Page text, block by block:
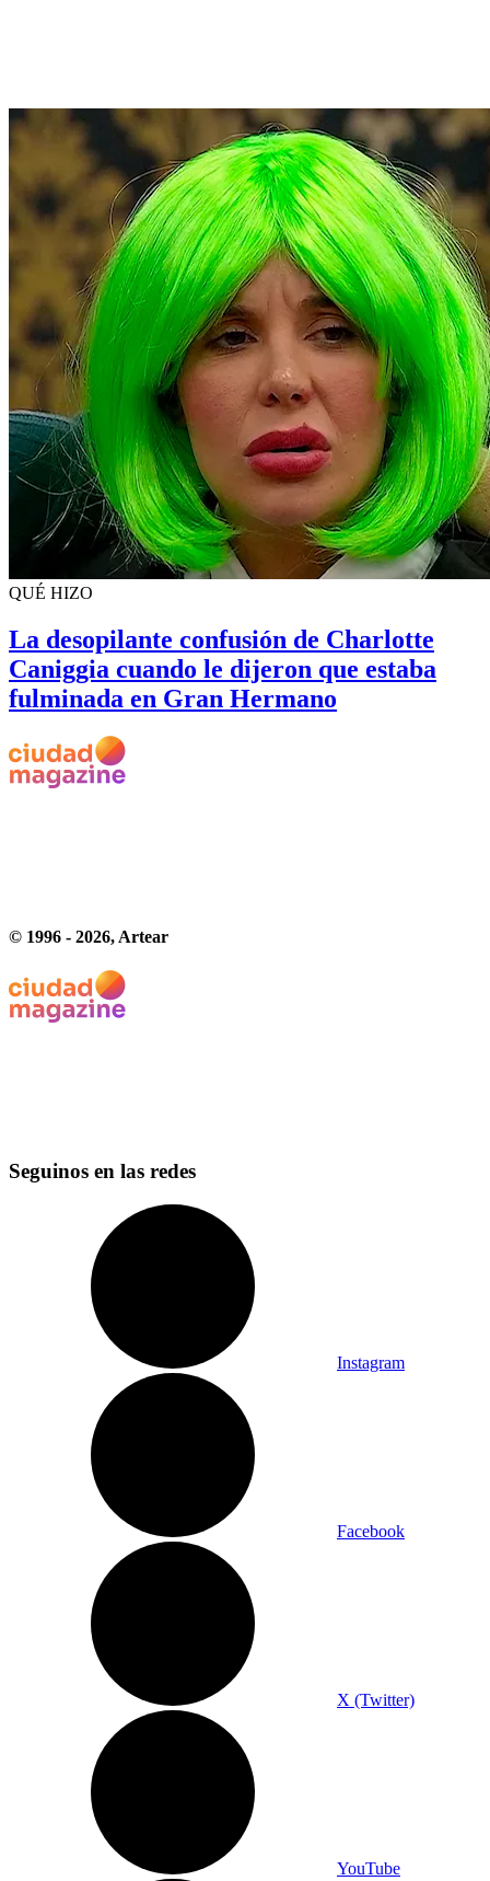
QUÉ HIZO
La desopilante confusión de Charlotte
Caniggia cuando le dijeron que estaba
fulminada en Gran Hermano
© 1996 - 2026, Artear
Seguinos en las redes
Instagram
Facebook
X (Twitter)
YouTube